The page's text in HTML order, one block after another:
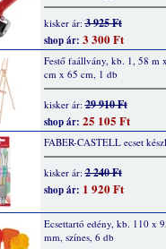
kisker ár:3 925 Ft
shop ár: 3 300 Ft
Festő faállvány, kb. 1, 58 m
cm x 65 cm, 1 db
kisker ár:29 910 Ft
shop ár: 25 105 Ft
FABER-CASTELL ecset
kisker ár:2 240 Ft
shop ár: 1 920 Ft
Ecsettartó edény, kb. 110 x
mm, színes, 6 db